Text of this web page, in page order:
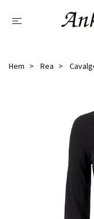
Hem Rea